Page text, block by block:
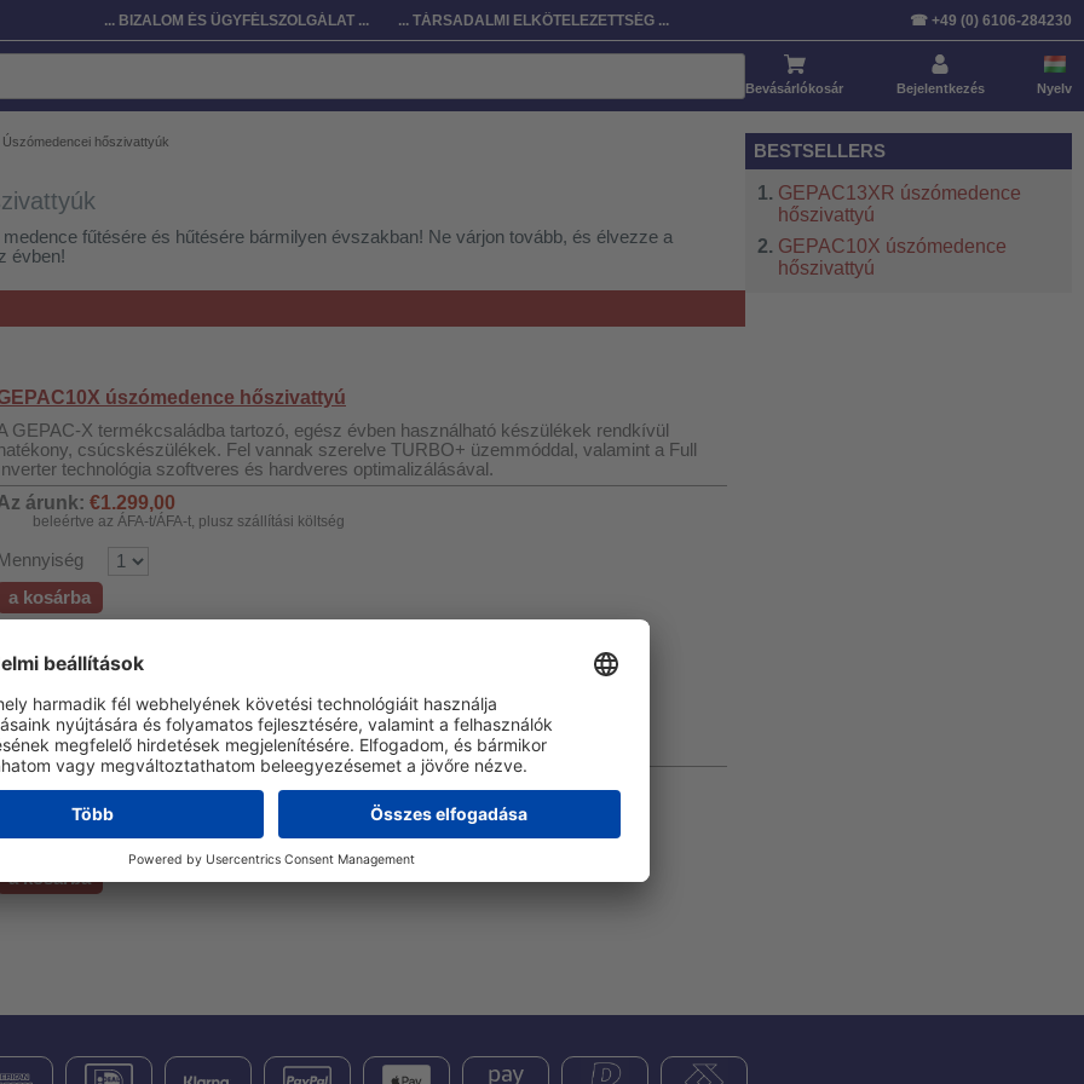
... BIZALOM ÉS ÜGYFÉLSZOLGÁLAT ... ... TÁRSADALMI ELKÖTELEZETTSÉG ... ☎ +49 (0) 6106-284230
Bevásárlókosár Bejelentkezés Nyelv
Úszómedencei hőszivattyúk
fűtésére és hűtésére bármilyen évszakban! Ne várjon tovább, és élvezze a
évben!
Szabványosított
úszómedence hőszivattyú
GEPAC-X termékcsaládba tartozó, egész évben használható készülékek rendkívül
csúcskészülékek. Fel vannak szerelve TURBO+ üzemmóddal, valamint a Full
technológia szoftveres és hardveres optimalizálásával.
árunk: €1.299,00
beleértve az ÁFA-t/ÁFA-t, plusz szállítási költség
a kosárba
úszómedence hőszivattyú
GEPAC-XR termékcsalád készülékei jelenleg a piacon elérhető legmagasabb
Ennek oka, hogy TURBO+ üzemmóddal, valamint a teljes
szoftveres és hardveres optimalizálásával vannak felszerelve.
a kosárba
BESTSELLERS
GEPAC13XR úszómedence
hőszivattyú
GEPAC10X úszómedence
hőszivattyú